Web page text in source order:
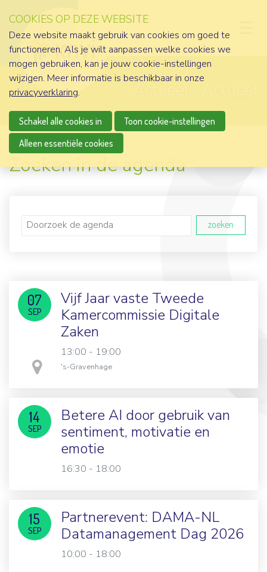
Zoeken in de agenda
zoeken
07
SEP
Vijf Jaar vaste Tweede
Kamercommissie Digitale
Zaken
13:00 - 19:00
in
's-Gravenhage
14
SEP
Betere AI door gebruik van
sentiment, motivatie en
emotie
16:30 - 18:00
15
SEP
Partnerevent: DAMA-NL
Datamanagement Dag 2026
10:00 - 18:00
COOKIES OP DEZE WEBSITE
Deze website maakt gebruik van cookies om goed te
functioneren. Als je wilt aanpassen welke cookies we
mogen gebruiken, kan je jouw cookie-instellingen
wijzigen. Meer informatie is beschikbaar in onze
privacyverklaring.
Schakel alle cookies in
Toon cookie-instellingen
Alleen essentiële cookies